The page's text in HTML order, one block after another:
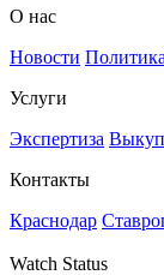
О нас
Новости
Услуги
Экспертиза Выкуп
Контакты
Краснодар
Watch Status